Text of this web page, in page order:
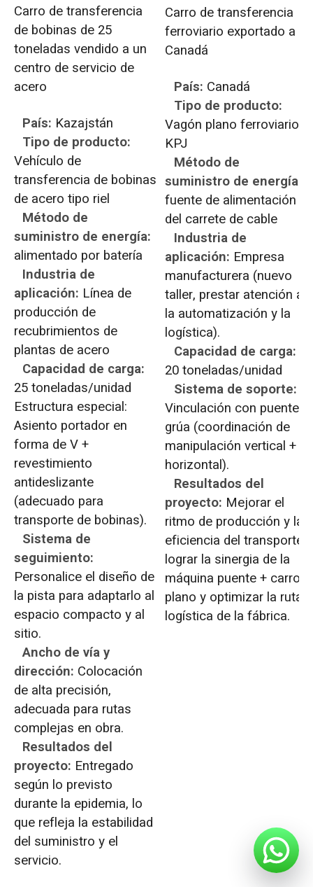
Carro de transferencia
de bobinas de 25
toneladas vendido a un
centro de servicio de
acero
País: Kazajstán
Tipo de producto:
Vehículo de
transferencia de bobinas
de acero tipo riel
Método de
suministro de energía:
alimentado por batería
Industria de
aplicación: Línea de
producción de
recubrimientos de
plantas de acero
Capacidad de carga:
25 toneladas/unidad
Estructura especial:
Asiento portador en
forma de V +
revestimiento
antideslizante
(adecuado para
transporte de bobinas).
Sistema de
seguimiento:
Personalice el diseño de
la pista para adaptarlo al
espacio compacto y al
sitio.
Ancho de vía y
dirección: Colocación
de alta precisión,
adecuada para rutas
complejas en obra.
Resultados del
proyecto: Entregado
según lo previsto
durante la epidemia, lo
que refleja la estabilidad
del suministro y el
servicio.
Carro de transferencia
ferroviario exportado a
Canadá
País: Canadá
Tipo de producto:
Vagón plano ferroviario
KPJ
Método de
suministro de energía:
fuente de alimentación
del carrete de cable
Industria de
aplicación: Empresa
manufacturera (nuevo
taller, prestar atención a
la automatización y la
logística).
Capacidad de carga:
20 toneladas/unidad
Sistema de soporte:
Vinculación con puente
grúa (coordinación de
manipulación vertical +
horizontal).
Resultados del
proyecto: Mejorar el
ritmo de producción y la
eficiencia del transporte;
lograr la sinergia de la
máquina puente + carro
plano y optimizar la ruta
logística de la fábrica.